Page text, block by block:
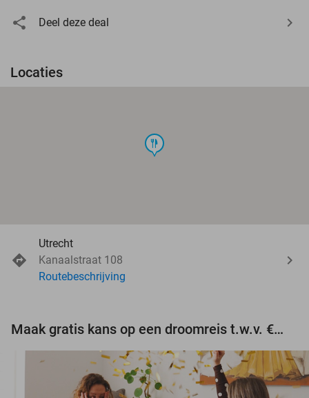
Deel deze deal
Locaties
food
Utrecht
Kanaalstraat 108
Routebeschrijving
Maak gratis kans op een droomreis t.w.v. €3.000!